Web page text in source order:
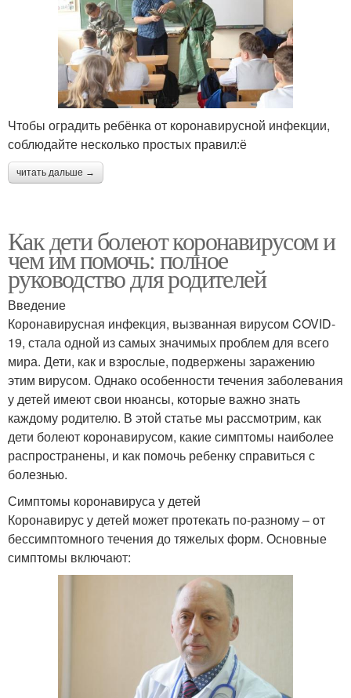
Чтобы оградить ребёнка от коронавирусной инфекции,
соблюдайте несколько простых правил:ё
читать дальше →
Как дети болеют коронавирусом и
чем им помочь: полное
руководство для родителей
Введение
Коронавирусная инфекция, вызванная вирусом COVID-
19, стала одной из самых значимых проблем для всего
мира. Дети, как и взрослые, подвержены заражению
этим вирусом. Однако особенности течения заболевания
у детей имеют свои нюансы, которые важно знать
каждому родителю. В этой статье мы рассмотрим, как
дети болеют коронавирусом, какие симптомы наиболее
распространены, и как помочь ребенку справиться с
болезнью.
Симптомы коронавируса у детей
Коронавирус у детей может протекать по-разному – от
бессимптомного течения до тяжелых форм. Основные
симптомы включают: